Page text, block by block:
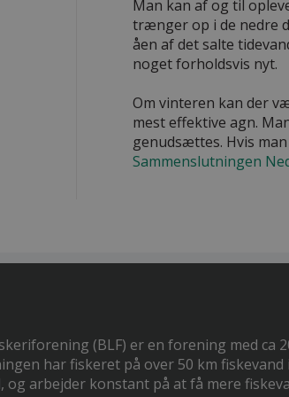
Man kan af og til
trænger op i de nedre
åen af det salte
noget forholdsvis nyt.
Om vinteren kan der
mest effektive agn.
genudsættes. Hvis
Sammenslutningen
(BLF) er en forening med ca
har fiskeret på over 50 km fiskevand
og arbejder konstant på at få mere